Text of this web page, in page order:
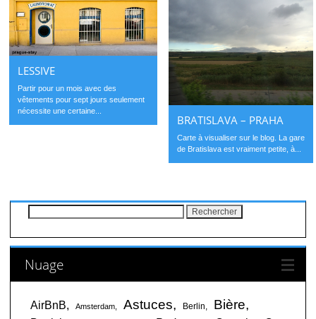
LESSIVE
Partir pour un mois avec des
vêtements pour sept jours seulement
nécessite une certaine...
BRATISLAVA – PRAHA
Carte à visualiser sur le blog. La gare
de Bratislava est vraiment petite, à...
Nuage
AirBnB Amsterdam Astuces Berlin Bière